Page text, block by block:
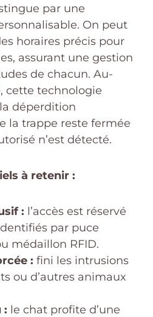
par une
On peut
horaires précis pour
assurant une gestion
de chacun. Au-
cette technologie
déperdition
la trappe reste fermée
n’est détecté.
à retenir :
: l’accès est réservé
par puce
médaillon RFID.
: fini les intrusions
ou d’autres animaux
: le chat profite d’une